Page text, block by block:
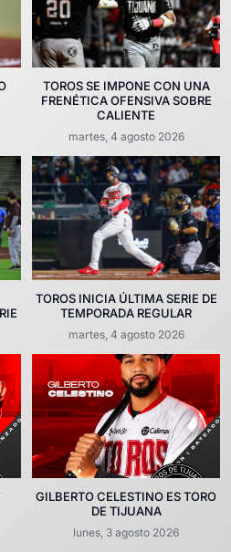
TOROS SE IMPONE CON UNA
FRENÉTICA OFENSIVA SOBRE
CALIENTE
martes, 4 agosto 2026
TOROS INICIA ÚLTIMA SERIE DE
TEMPORADA REGULAR
martes, 4 agosto 2026
GILBERTO CELESTINO ES TORO
DE TIJUANA
lunes, 3 agosto 2026